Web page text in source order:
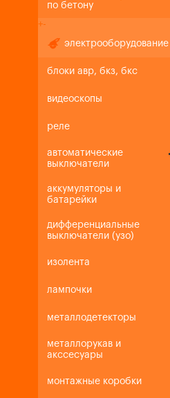
по бетону
+-
электрооборудование
блоки авр, бкз, бкс
видеоскопы
реле
автоматические
выключатели
аккумуляторы и
батарейки
дифференциальные
выключатели (узо)
изолента
лампочки
металлодетекторы
металлорукав и
акссесуары
монтажные коробки